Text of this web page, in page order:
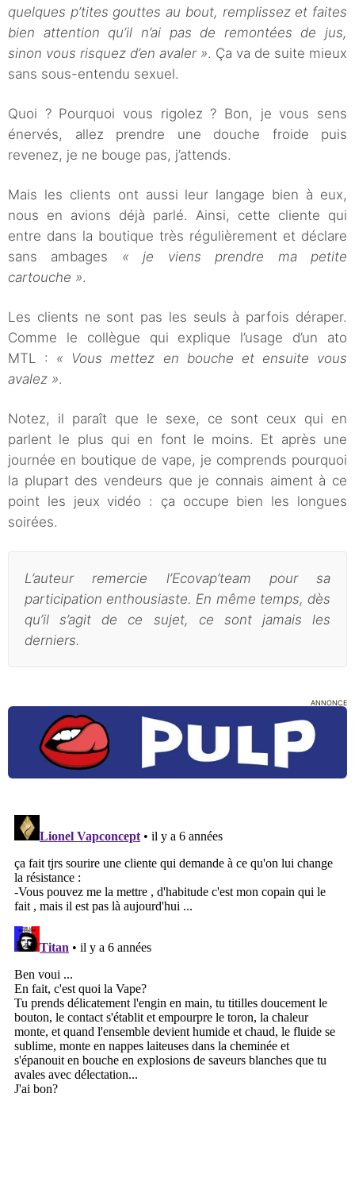
quelques p’tites gouttes au bout, remplissez et faites
bien attention qu’il n’ai pas de remontées de jus,
sinon vous risquez d’en avaler ». Ça va de suite mieux
sans sous-entendu sexuel.
Quoi ? Pourquoi vous rigolez ? Bon, je vous sens
énervés, allez prendre une douche froide puis
revenez, je ne bouge pas, j’attends.
Mais les clients ont aussi leur langage bien à eux,
nous en avions déjà parlé. Ainsi, cette cliente qui
entre dans la boutique très régulièrement et déclare
sans ambages « je viens prendre ma petite
cartouche ».
Les clients ne sont pas les seuls à parfois déraper.
Comme le collègue qui explique l’usage d’un ato
MTL : « Vous mettez en bouche et ensuite vous
avalez ».
Notez, il paraît que le sexe, ce sont ceux qui en
parlent le plus qui en font le moins. Et après une
journée en boutique de vape, je comprends pourquoi
la plupart des vendeurs que je connais aiment à ce
point les jeux vidéo : ça occupe bien les longues
soirées.
L’auteurremercie l’Ecovap’team pour sa
participation enthousiaste. En même temps, dès
qu’il s’agit de ce sujet, ce sont jamais les
derniers.
ANNONCE